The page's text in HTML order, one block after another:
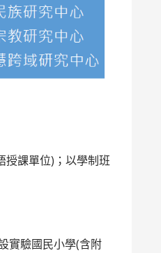
授課單位)；以學制班
實驗國民小學(含附